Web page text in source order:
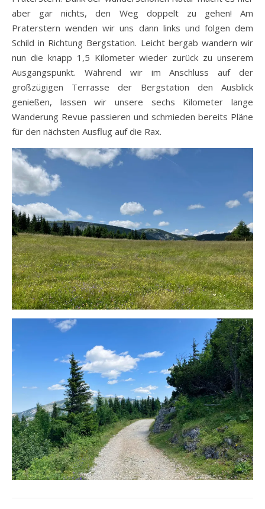
aber gar nichts, den Weg doppelt zu gehen! Am
Praterstern wenden wir uns dann links und folgen dem
Schild in Richtung Bergstation. Leicht bergab wandern wir
nun die knapp 1,5 Kilometer wieder zurück zu unserem
Ausgangspunkt. Während wir im Anschluss auf der
großzügigen Terrasse der Bergstation den Ausblick
genießen, lassen wir unsere sechs Kilometer lange
Wanderung Revue passieren und schmieden bereits Pläne
für den nächsten Ausflug auf die Rax.